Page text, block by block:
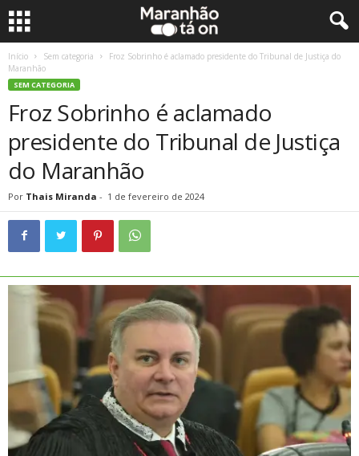
Início Sem categoria
Froz Sobrinho é aclamado presidente do Tribunal de Justiça do
Maranhão
SEM CATEGORIA
Froz Sobrinho é aclamado
presidente do Tribunal de Justiça
do Maranhão
Por Thais Miranda - 1 de fevereiro de 2024